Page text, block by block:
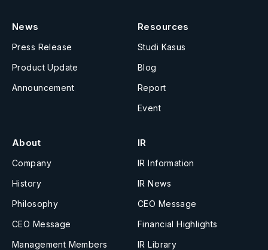
News
Press Release
Product Update
Announcement
Resources
Studi Kasus
Blog
Report
Event
About
Company
History
Philosophy
CEO Message
Management Members
IR
IR Information
IR News
CEO Message
Financial Highlights
IR Library